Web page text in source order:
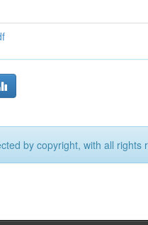
by copyright, with all rights